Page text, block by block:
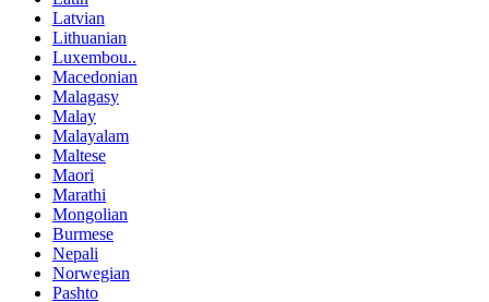
Latvian
Lithuanian
Luxembou..
Macedonian
Malagasy
Malay
Malayalam
Maltese
Maori
Marathi
Mongolian
Burmese
Nepali
Norwegian
Pashto